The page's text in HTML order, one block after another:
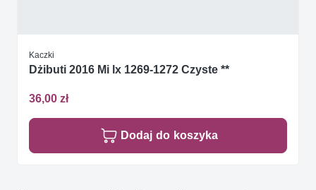
Kaczki
Dżibuti 2016 Mi lx 1269-1272 Czyste **
36,00 zł
Dodaj do koszyka